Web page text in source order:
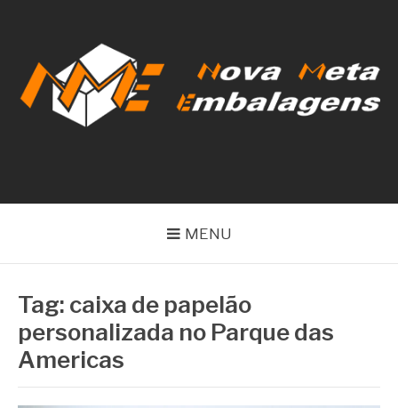
conteúdo
MENU
Tag: caixa de papelão
personalizada no Parque das
Americas